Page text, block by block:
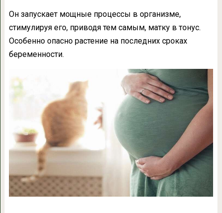
Он запускает мощные процессы в организме,
стимулируя его, приводя тем самым, матку в тонус.
Особенно опасно растение на последних сроках
беременности.